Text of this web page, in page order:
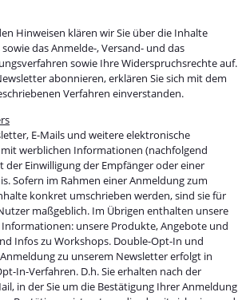
Hinweisen klären wir Sie über die Inhalte
das Anmelde-, Versand- und das
sowie Ihre Widerspruchsrechte auf.
abonnieren, erklären Sie sich mit dem
Verfahren einverstanden.
E-Mails und weitere elektronische
werblichen Informationen (nachfolgend
Einwilligung der Empfänger oder einer
Sofern im Rahmen einer Anmeldung zum
konkret umschrieben werden, sind sie für
maßgeblich. Im Übrigen enthalten unsere
unsere Produkte, Angebote und
Infos zu Workshops. Double-Opt-In und
zu unserem Newsletter erfolgt in
In-Verfahren. D.h. Sie erhalten nach der
in der Sie um die Bestätigung Ihrer Anmeldung